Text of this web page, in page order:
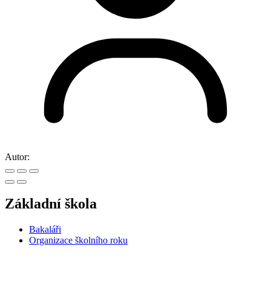
Autor:
Základní škola
Bakaláři
Organizace školního roku